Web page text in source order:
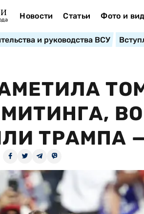
Новости Статьи Фото и
и руководства ВСУ
ТРАМПА